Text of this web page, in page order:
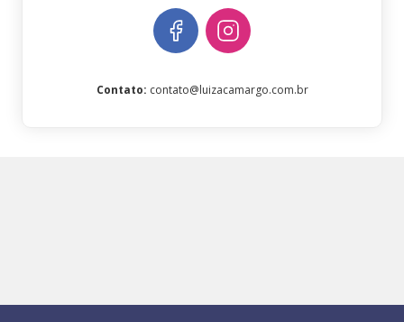
Contato: contato@luizacamargo.com.br